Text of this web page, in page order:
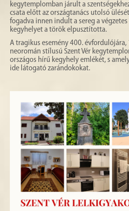
kegytemplomban járult a
csata előtt az országtanács utolsó
fogadva innen indult a sereg a
kegyhelyet a török elpusztította.
A tragikus esemény 400.
neoromán stílusú Szent Vér
országos hírű kegyhely emlékét, s
ide látogató zarándokokat.